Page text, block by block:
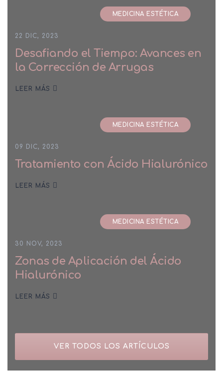
MEDICINA ESTÉTICA
22 DIC, 2023
Desafiando el Tiempo: Avances en
la Corrección de Arrugas
LEER MÁS
MEDICINA ESTÉTICA
09 DIC, 2023
Tratamiento con Ácido Hialurónico
LEER MÁS
MEDICINA ESTÉTICA
30 NOV, 2023
Zonas de Aplicación del Ácido
Hialurónico
LEER MÁS
VER TODOS LOS ARTÍCULOS